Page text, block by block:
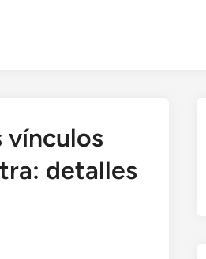
vínculos
detalles